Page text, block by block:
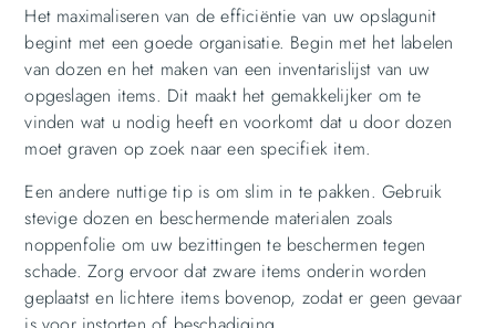
Het maximaliseren van de efficiëntie van uw opslagunit
begint met een goede organisatie. Begin met het labelen
van dozen en het maken van een inventarislijst van uw
opgeslagen items. Dit maakt het gemakkelijker om te
vinden wat u nodig heeft en voorkomt dat u door dozen
moet graven op zoek naar een specifiek item.
Een andere nuttige tip is om slim in te pakken. Gebruik
stevige dozen en beschermende materialen zoals
noppenfolie om uw bezittingen te beschermen tegen
schade. Zorg ervoor dat zware items onderin worden
geplaatst en lichtere items bovenop, zodat er geen gevaar